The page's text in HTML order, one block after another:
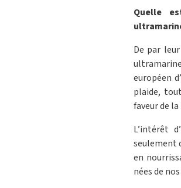
Quelle
De par
européen
plaide,
faveur de
L’intérêt
seulement
en
nées de